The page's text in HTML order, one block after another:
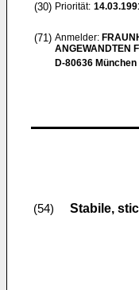
(30) Priorität:
(71) Anmelder:
ANGEWANDTEN
D-80636 München
(54) Stabile,